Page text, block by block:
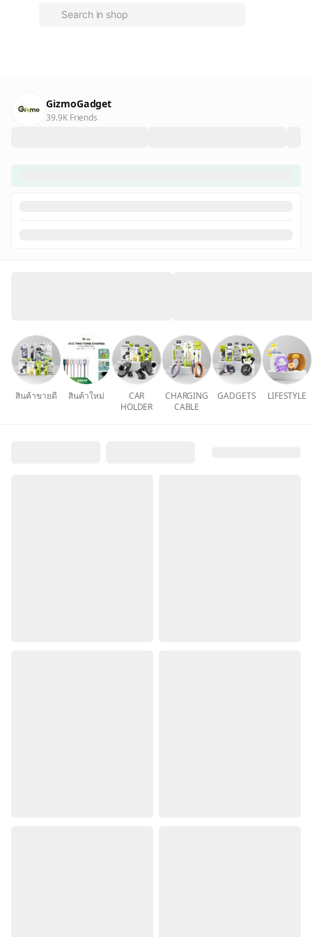
GizmoGadget
39.9K Friends
สินค้าขายดี สินค้าใหม่
CAR
HOLDER
CHARGING
CABLE
GADGETS LIFESTYLE